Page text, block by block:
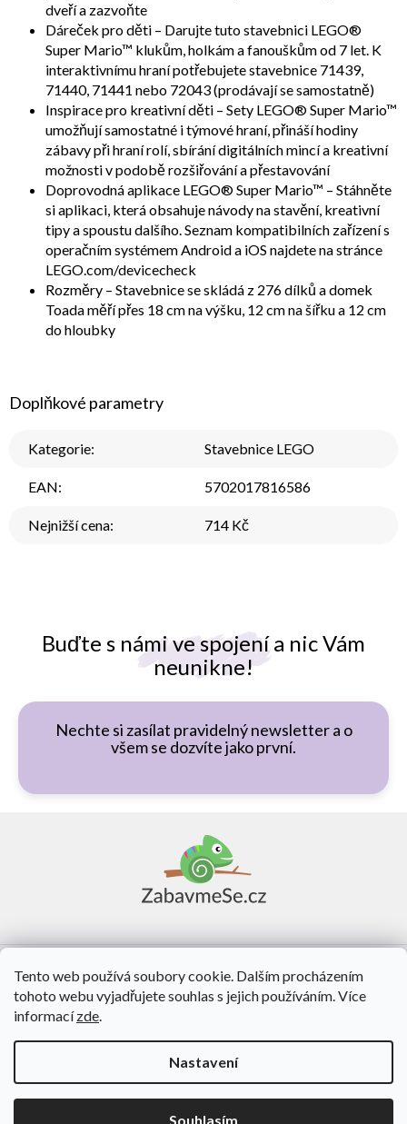
Tento web používá soubory cookie. Dalším procházením
tohoto webu vyjadřujete souhlas s jejich používáním. Více
informacízde.
Nastavení
Souhlasím
Buďte s námi ve spojení a nic Vám
neunikne!
Nechte si zasílat pravidelný newsletter a o
všem se dozvíte jako první.
dveří a zazvoňte
Dáreček pro děti – Darujte tuto stavebnici LEGO®
Super Mario™ klukům, holkám a fanouškům od 7 let. K
interaktivnímu hraní potřebujete stavebnice 71439,
71440, 71441 nebo 72043 (prodávají se samostatně)
Inspirace pro kreativní děti – Sety LEGO® Super Mario™
umožňují samostatné i týmové hraní, přináší hodiny
zábavy při hraní rolí, sbírání digitálních mincí a kreativní
možnosti v podobě rozšiřování a přestavování
Doprovodná aplikace LEGO® Super Mario™ – Stáhněte
si aplikaci, která obsahuje návody na stavění, kreativní
tipy a spoustu dalšího. Seznam kompatibilních zařízení s
operačním systémem Android a iOS najdete na stránce
LEGO.com/devicecheck
Rozměry – Stavebnice se skládá z 276 dílků a domek
Toada měří přes 18 cm na výšku, 12 cm na šířku a 12 cm
do hloubky
Doplňkové parametry
Kategorie: Stavebnice LEGO
EAN: 5702017816586
Nejnižší cena: 714 Kč
O nás
Vytvořil Shoptet